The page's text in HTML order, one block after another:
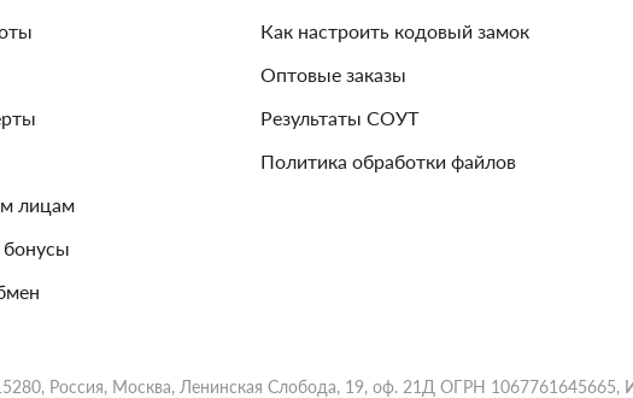
лицам
Как настроить кодовый замок
Оптовые заказы
Результаты СОУТ
Политика обработки файлов
Россия, Москва, Ленинская Слобода, 19, оф. 21Д ОГРН